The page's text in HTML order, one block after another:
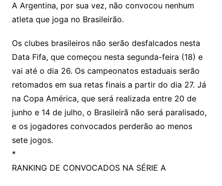
A Argentina, por sua vez, não convocou nenhum
atleta que joga no Brasileirão.
Os clubes brasileiros não serão desfalcados nesta
Data Fifa, que começou nesta segunda-feira (18) e
vai até o dia 26. Os campeonatos estaduais serão
retomados em sua retas finais a partir do dia 27. Já
na Copa América, que será realizada entre 20 de
junho e 14 de julho, o Brasileirã não será paralisado,
e os jogadores convocados perderão ao menos
sete jogos.
*
RANKING DE CONVOCADOS NA SÉRIE A